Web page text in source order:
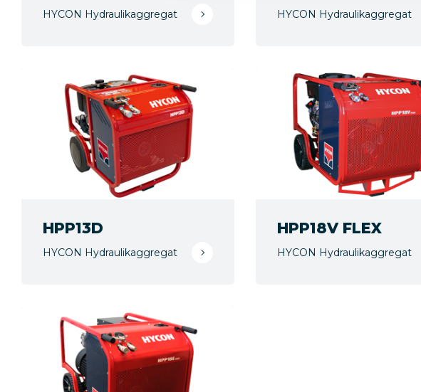
HYCON Hydraulikaggregat HYCON Hydraulikaggregat
HPP13D
HYCON Hydraulikaggregat
HPP18V FLEX
HYCON Hydraulikaggregat